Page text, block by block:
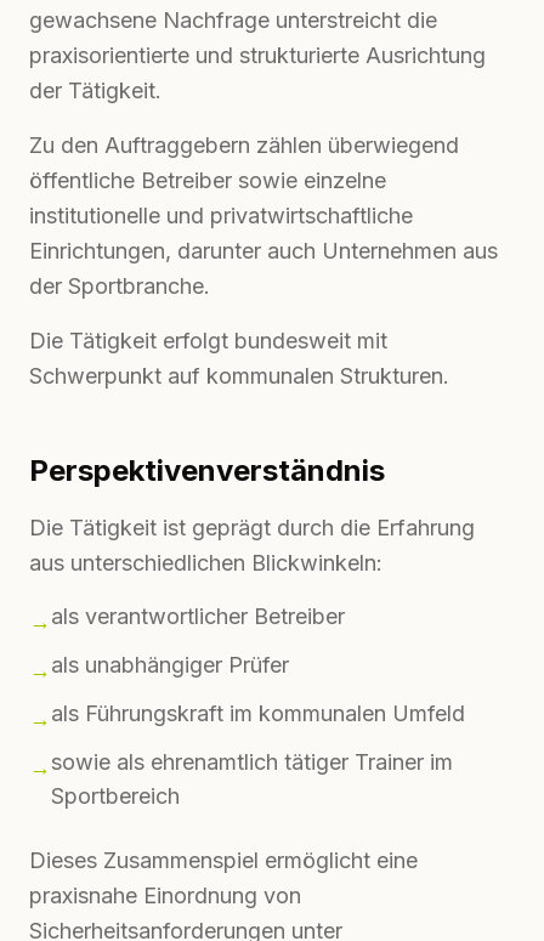
gewachsene Nachfrage unterstreicht die
praxisorientierte und strukturierte Ausrichtung
der Tätigkeit.
Zu den Auftraggebern zählen überwiegend
öffentliche Betreiber sowie einzelne
institutionelle und privatwirtschaftliche
Einrichtungen, darunter auch Unternehmen aus
der Sportbranche.
Die Tätigkeit erfolgt bundesweit mit
Schwerpunkt auf kommunalen Strukturen.
Perspektivenverständnis
Die Tätigkeit ist geprägt durch die Erfahrung
aus unterschiedlichen Blickwinkeln:
→als verantwortlicher Betreiber
→als unabhängiger Prüfer
→als Führungskraft im kommunalen Umfeld
→sowie als ehrenamtlich tätiger Trainer im
Sportbereich
Dieses Zusammenspiel ermöglicht eine
praxisnahe Einordnung von
Sicherheitsanforderungen unter